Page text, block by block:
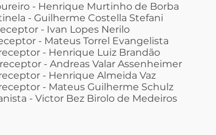
- Henrique Murtinho de Borba
- Guilherme Costella Stefani
- Ivan Lopes Nerilo
- Mateus Torrel Evangelista
- Henrique Luiz Brandão
- Andreas Valar Assenheimer
- Henrique Almeida Vaz
- Mateus Guilherme Schulz
- Victor Bez Birolo de Medeiros